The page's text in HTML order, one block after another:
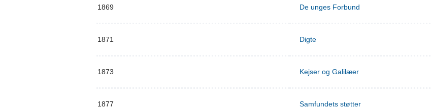
1869 De unges Forbund
1871 Digte
1873 Kejser og Galilæer
1877 Samfundets støtter